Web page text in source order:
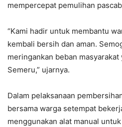
mempercepat pemulihan
“Kami hadir untuk membantu
kembali bersih dan aman.
meringankan beban
Semeru,” ujarnya.
Dalam pelaksanaan
bersama warga setempat
menggunakan alat manual